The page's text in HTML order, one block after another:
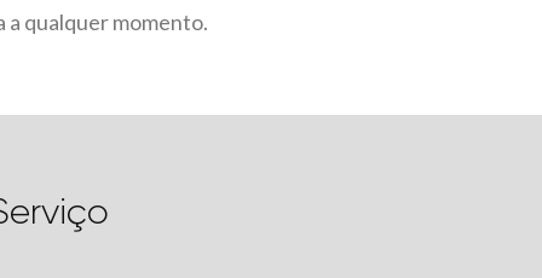
a qualquer momento.